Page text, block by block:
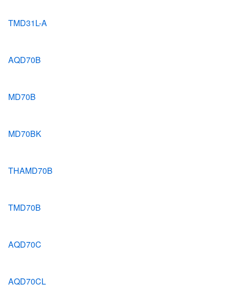
TMD31L-A
AQD70B
MD70B
MD70BK
THAMD70B
TMD70B
AQD70C
AQD70CL